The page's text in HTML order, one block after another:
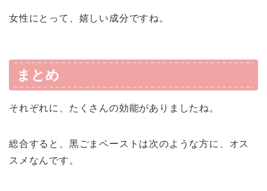
女性にとって、嬉しい成分ですね。
まとめ
それぞれに、たくさんの効能がありましたね。
総合すると、黒ごまペーストは次のような方に、オス
スメなんです。